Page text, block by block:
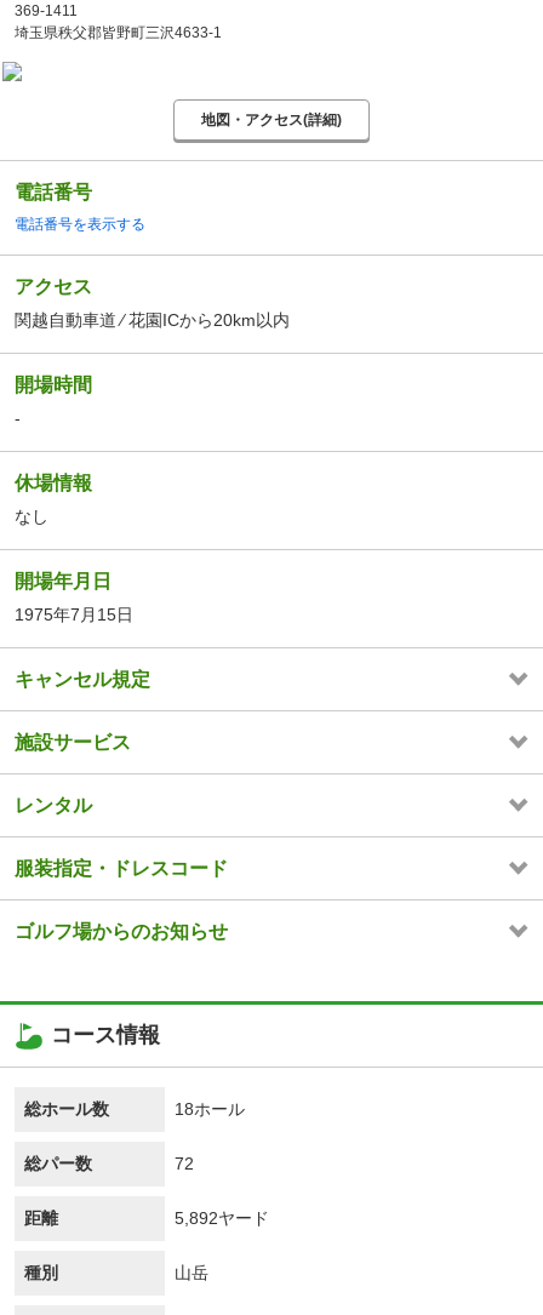
369-1411
埼玉県秩父郡皆野町三沢4633-1
地図・アクセス(詳細)
電話番号
電話番号を表示する
アクセス
関越自動車道 ⁄ 花園ICから20km以内
開場時間
-
休場情報
なし
開場年月日
1975年7月15日
キャンセル規定
施設サービス
レンタル
服装指定・ドレスコード
ゴルフ場からのお知らせ
コース情報
総ホール数 18ホール
総パー数 72
距離 5,892ヤード
種別 山岳